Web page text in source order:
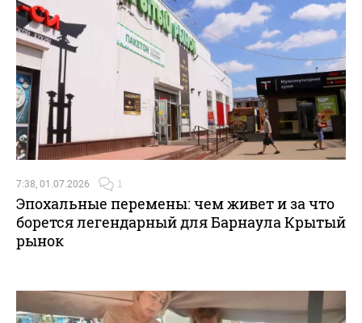
7:38, 01.07.2026 1
Эпохальные перемены: чем живет и за что
борется легендарный для Барнаула Крытый
рынок